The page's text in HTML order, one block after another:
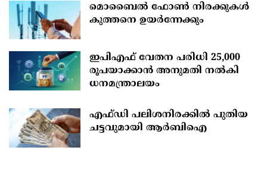
മൊബൈല്‍ ഫോണ്‍ നിരക്കുകള്‍
കുത്തനെ ഉയര്‍ന്നേക്കും
ഇപിഎഫ് വേതന പരിധി 25,000
രൂപയാക്കാൻ അനുമതി നൽകി
ധനമന്ത്രാലയം
എഫ്‍ഡി പലിശനിരക്കിൽ പുതിയ
ചട്ടവുമായി ആർബിഐ